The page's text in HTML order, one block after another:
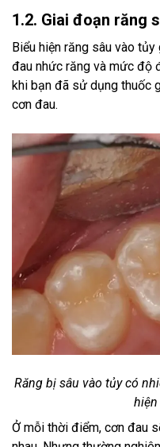
1.2. Giai đoạn răng
Biểu hiện răng sâu vào
đau nhức răng và mức độ
khi bạn đã sử dụng thuốc
cơn đau.
Răng bị sâu vào tủy có
hiện
Ở mỗi thời điểm, cơn đau